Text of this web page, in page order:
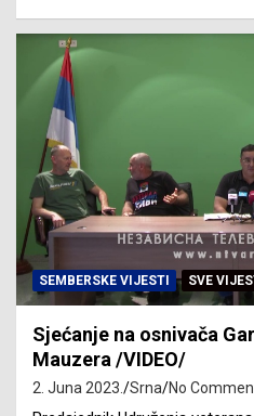
SEMBERSKE VIJESTI SVE
Sjećanje na osnivača
Mauzera /VIDEO/
2. Juna 2023. Srna No